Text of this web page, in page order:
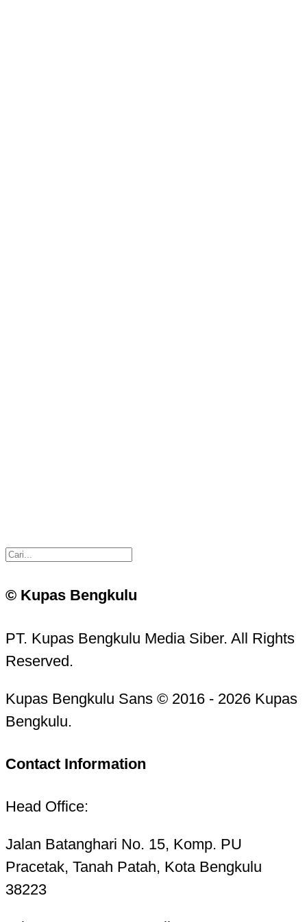
© Kupas Bengkulu
PT. Kupas Bengkulu Media Siber. All Rights
Reserved.
Kupas Bengkulu Sans © 2016 - 2026 Kupas
Bengkulu.
Contact Information
Head Office:
Jalan Batanghari No. 15, Komp. PU
Pracetak, Tanah Patah, Kota Bengkulu
38223